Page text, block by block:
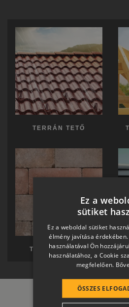
TERRÁN TETŐ
TERRÁN TÉRKŐ
Ez a
sütiket
Ez a weboldal sütiket
élmény javítása
használatával Ön
használatához, a Cookie
megfelelően.
ÖSSZES